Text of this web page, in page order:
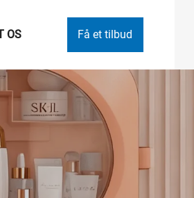
OS Få et tilbud